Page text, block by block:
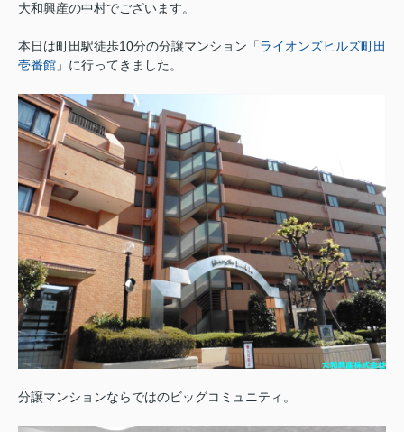
大和興産の中村でございます。
本日は町田駅徒歩10分の分譲マンション「ライオンズヒルズ町田
壱番館 」に行ってきました。
分譲マンションならではのビッグコミュニティ。